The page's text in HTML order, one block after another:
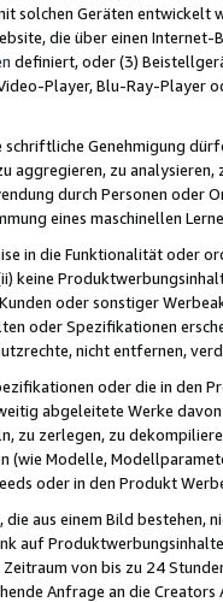
solchen Geräten
die über einen
definiert, oder (3)
Player, Blu-Ray-Player
Genehmigung
aggregieren, zu
durch Personen
eines maschinellen
in die Funktionalität oder
keine
oder sonstiger
oder Spezifikationen
nicht entfernen,
oder die in
abgeleitete Werke
zu zerlegen, zu
(wie Modelle,
oder in den Produkt
aus einem Bild bestehen,
auf
von bis zu 24
Anfrage an die